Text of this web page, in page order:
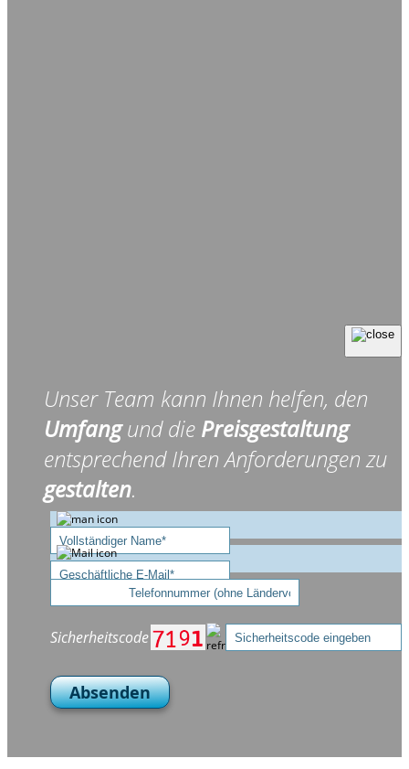
Unser Team kann Ihnen helfen, den
Umfangund die Preisgestaltung
entsprechend Ihren Anforderungen zu
gestalten.
Sicherheitscode
Absenden